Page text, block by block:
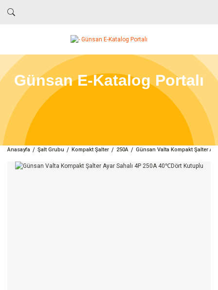
Günsan E-Katalog Portalı
Anasayfa Şalt Grubu Kompakt Şalter 250A Günsan Valta Kompakt Şalter